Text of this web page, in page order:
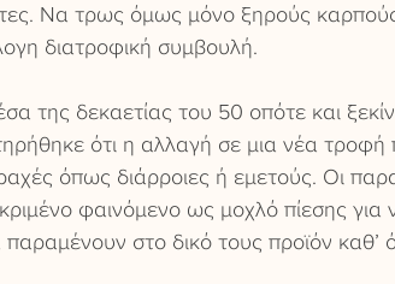
Να τρως όμως μόνο ξηρούς
διατροφική συμβουλή.
της δεκαετίας του 50 οπότε και
ότι η αλλαγή σε μια νέα τροφή
όπως διάρροιες ή εμετούς. Οι
φαινόμενο ως μοχλό πίεσης
παραμένουν στο δικό τους προϊόν καθ’